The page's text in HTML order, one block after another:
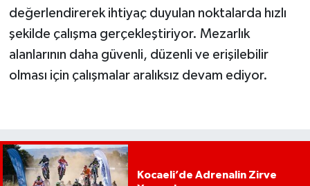
değerlendirerek ihtiyaç duyulan noktalarda hızlı
şekilde çalışma gerçekleştiriyor. Mezarlık
alanlarının daha güvenli, düzenli ve erişilebilir
olması için çalışmalar aralıksız devam ediyor.
Kocaeli’de Adrenalin Zirve